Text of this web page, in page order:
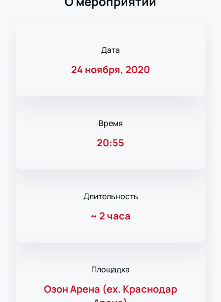
Дата
24 ноября, 2020
Время
20:55
Длительность
~ 2 часа
Площадка
Озон Арена (ex. Краснодар